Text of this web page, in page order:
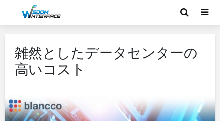
雑然としたデータセンターの
高いコスト